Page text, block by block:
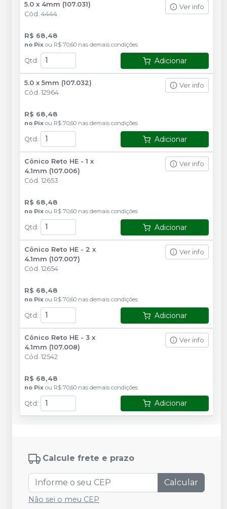
5.0 x 4mm (107.031)
Cód. 4444
Ver info
R$ 68,48
no Pix ou R$ 70,60 nas demais condições
Qtd : Adicionar
5.0 x 5mm (107.032)
Cód. 12964
Ver info
R$ 68,48
no Pix ou R$ 70,60 nas demais condições
Qtd : Adicionar
Cônico Reto HE - 1 x
4.1mm (107.006)
Cód. 12653
Ver info
R$ 68,48
no Pix ou R$ 70,60 nas demais condições
Qtd : Adicionar
Cônico Reto HE - 2 x
4.1mm (107.007)
Cód. 12654
Ver info
R$ 68,48
no Pix ou R$ 70,60 nas demais condições
Qtd : Adicionar
Cônico Reto HE - 3 x
4.1mm (107.008)
Cód. 12542
Ver info
R$ 68,48
no Pix ou R$ 70,60 nas demais condições
Qtd: Adicionar
Calcule frete e prazo
Calcular
Não sei o meu CEP